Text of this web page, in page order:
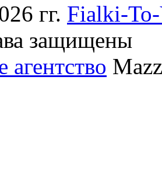
гг. Fialki-
защищены
агентство